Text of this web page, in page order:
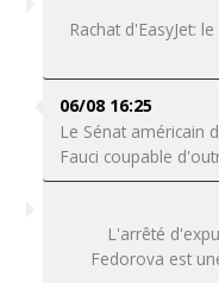
Rachat d'EasyJet:
06/08 16:25
Le Sénat américain
Fauci coupable
L'arrêté
Fedorova est